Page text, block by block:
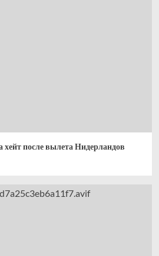
после вылета Нидерландов